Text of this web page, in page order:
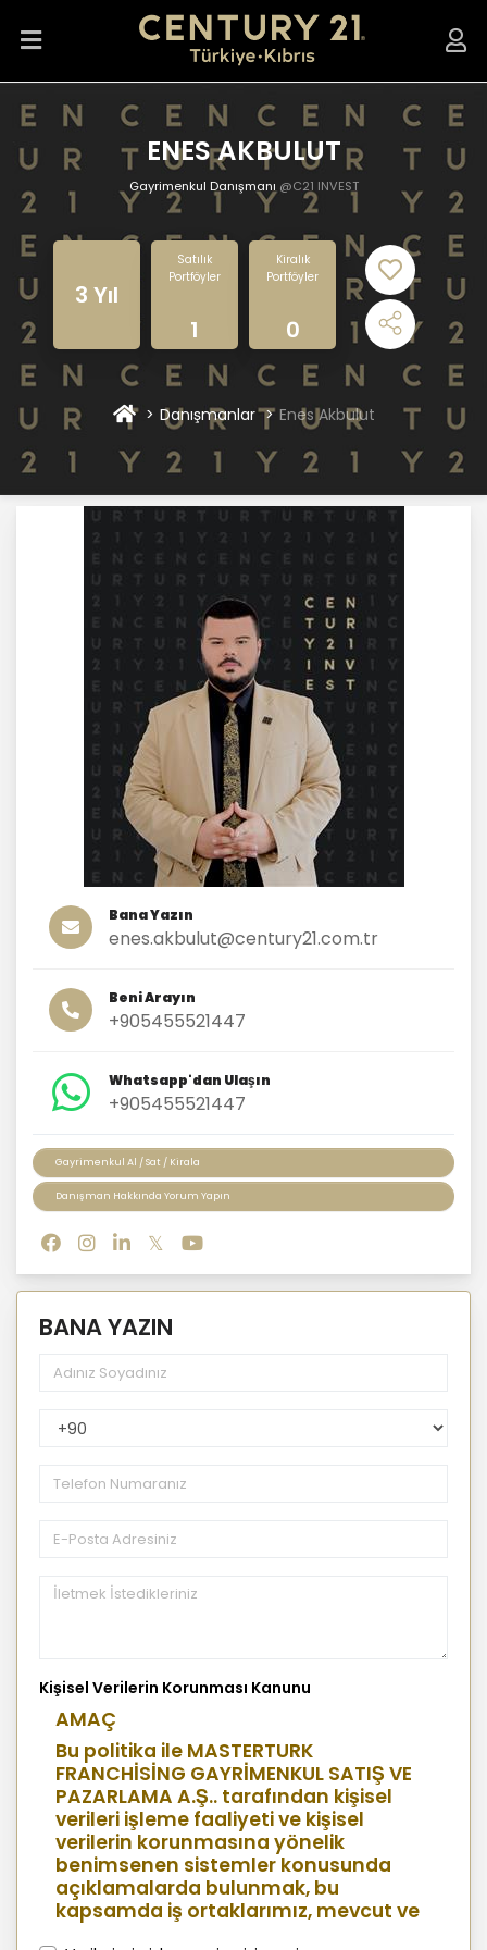
ENES AKBULUT
Gayrimenkul Danışmanı @C21 INVEST
3 Yıl
Satılık
Portföyler
1
Kiralık
Portföyler
0
Danışmanlar Enes Akbulut
Bana Yazın
enes.akbulut@century21.com.tr
Beni Arayın
+905455521447
Whatsapp'dan Ulaşın
+905455521447
Gayrimenkul Al / Sat / Kirala
Danışman Hakkında Yorum Yapın
BANA YAZIN
PhoneNumberCountryPhoneCode
Kişisel Verilerin Korunması Kanunu
AMAÇ
Bu politika ile MASTERTURK
FRANCHİSİNG GAYRİMENKUL SATIŞ VE
PAZARLAMA A.Ş.. tarafından kişisel
verileri işleme faaliyeti ve kişisel
verilerin korunmasına yönelik
benimsenen sistemler konusunda
açıklamalarda bulunmak, bu
kapsamda iş ortaklarımız, mevcut ve